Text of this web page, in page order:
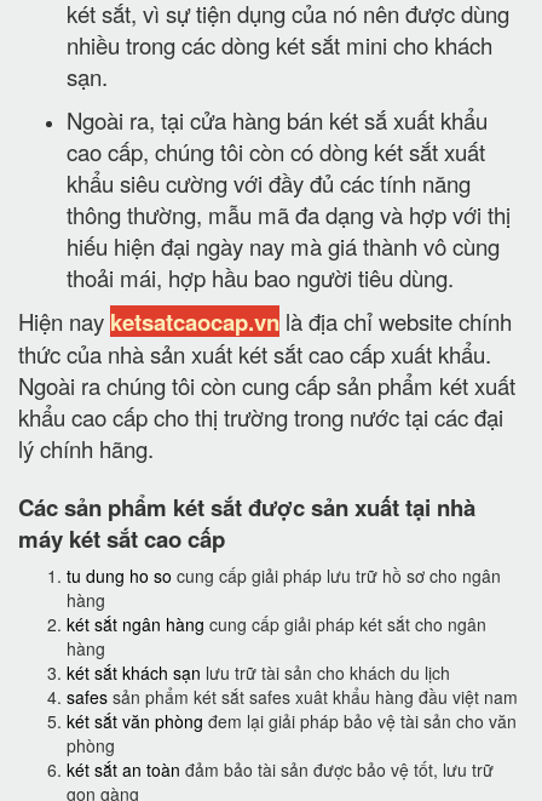
két sắt, vì sự tiện dụng của nó nên được dùng
nhiều trong các dòng két sắt mini cho khách
sạn.
Ngoài ra, tại cửa hàng bán két sắ xuất khẩu
cao cấp, chúng tôi còn có dòng két sắt xuất
khẩu siêu cường với đầy đủ các tính năng
thông thường, mẫu mã đa dạng và hợp với thị
hiếu hiện đại ngày nay mà giá thành vô cùng
thoải mái, hợp hầu bao người tiêu dùng.
Hiện nay ketsatcaocap.vn là địa chỉ website chính
thức của nhà sản xuất két sắt cao cấp xuất khẩu.
Ngoài ra chúng tôi còn cung cấp sản phẩm két xuất
khẩu cao cấp cho thị trường trong nước tại các đại
lý chính hãng.
Các sản phẩm két sắt được sản xuất tại nhà
máy két sắt cao cấp
tu dung ho so cung cấp giải pháp lưu trữ hồ sơ cho ngân
hàng
két sắt ngân hàng cung cấp giải pháp két sắt cho ngân
hàng
két sắt khách sạn lưu trữ tài sản cho khách du lịch
safes sản phẩm két sắt safes xuât khẩu hàng đầu việt nam
két sắt văn phòng đem lại giải pháp bảo vệ tài sản cho văn
phòng
két sắt an toàn đảm bảo tài sản được bảo vệ tốt, lưu trữ
gọn gàng